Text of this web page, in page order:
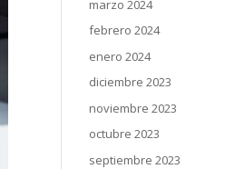
marzo 2024
febrero 2024
enero 2024
diciembre 2023
noviembre 2023
octubre 2023
septiembre 2023